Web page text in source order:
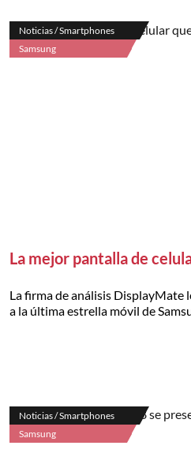
Noticias / Smartphones
Samsung
La mejor pantalla de
La firma de análisis DisplayMate
a la última estrella móvil de
Noticias / Smartphones
Samsung